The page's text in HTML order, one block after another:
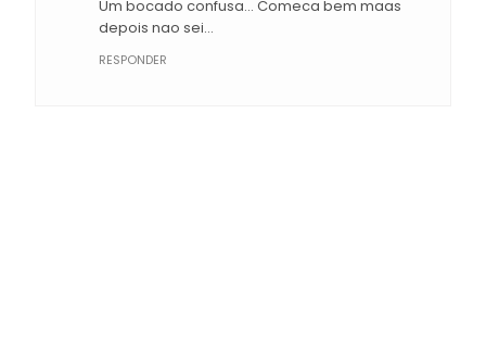
Um bocado confusa... Comeca bem maas
depois nao sei...
RESPONDER